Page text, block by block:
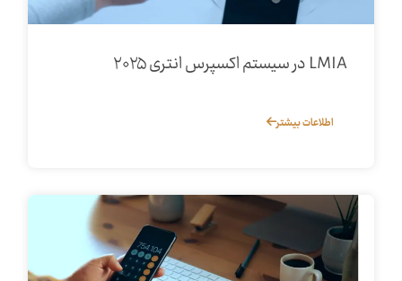
LMIA در سیستم اکسپرس انتری ۲۰۲۵
اطلاعات بیشتر